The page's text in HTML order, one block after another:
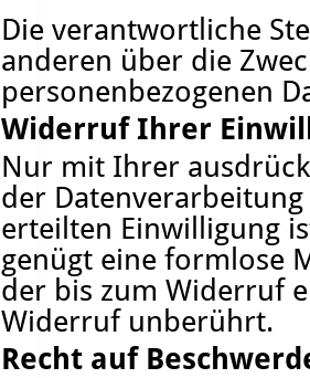
Die verantwortliche
anderen über die
personenbezogenen
Widerruf Ihrer
Nur mit Ihrer
der
erteilten Einwilligung
genügt eine formlose
der bis zum Widerruf
Widerruf unberührt.
Recht auf